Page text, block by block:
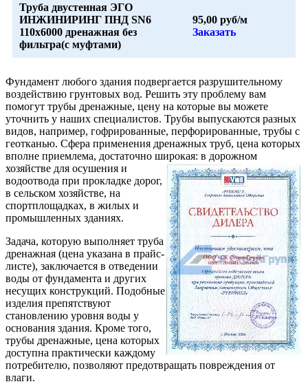
Труба двустенная ЭГО
ИНЖИНИРИНГ ПНД SN6
110х6000 дренажная без
фильтра(с муфтами)
95,00 руб/м
Заказать
Фундамент любого здания подвергается разрушительному
воздействию грунтовых вод. Решить эту проблему вам
помогут трубы дренажные, цену на которые вы можете
уточнить у наших специалистов. Трубы выпускаются разных
видов, например, гофрированные, перфорированные, трубы с
геотканью. Сфера применения дренажных труб, цена которых
вполне приемлема, достаточно широкая: в дорожном
хозяйстве для осушения и
водоотвода при прокладке дорог,
в сельском хозяйстве, на
спортплощадках, в жилых и
промышленных зданиях.
Задача, которую выполняет труба
дренажная (цена указана в прайс-
листе), заключается в отведении
воды от фундамента и других
несущих конструкций. Подобные
изделия препятствуют
становлению уровня воды у
основания здания. Кроме того,
трубы дренажные, цена которых
доступна практически каждому
потребителю, позволяют предотвращать повреждения от
влаги.